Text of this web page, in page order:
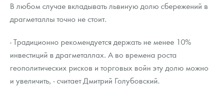
В любом случае вкладывать львиную долю сбережений в
драгметаллы точно не стоит.
- Традиционно рекомендуется держать не менее 10%
инвестиций в драгметаллах. А во времена роста
геополитических рисков и торговых войн эту долю можно
и увеличить, - считает Дмитрий Голубовский.